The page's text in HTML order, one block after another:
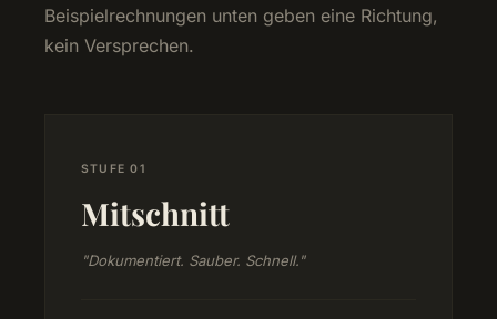
Beispielrechnungen unten geben eine Richtung,
kein Versprechen.
STUFE 01
Mitschnitt
"Dokumentiert. Sauber. Schnell."